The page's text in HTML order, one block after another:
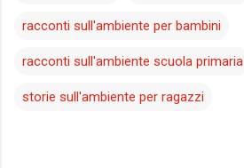
racconti sull'ambiente per bambini
racconti sull'ambiente scuola primaria
storie sull'ambiente per ragazzi